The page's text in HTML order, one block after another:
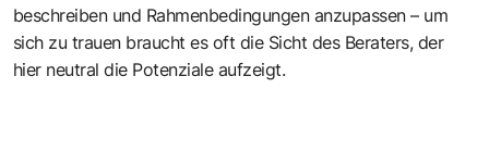
beschreiben und Rahmenbedingungen anzupassen – um
sich zu trauen braucht es oft die Sicht des Beraters, der
hier neutral die Potenziale aufzeigt.